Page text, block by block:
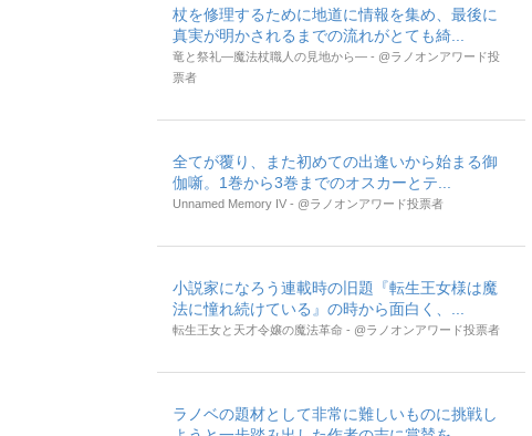
杖を修理するために地道に情報を集め、最後に
真実が明かされるまでの流れがとても綺...
竜と祭礼―魔法杖職人の見地から― - @ラノオンアワード投
票者
全てが覆り、また初めての出逢いから始まる御
伽噺。1巻から3巻までのオスカーとテ...
Unnamed Memory IV - @ラノオンアワード投票者
小説家になろう連載時の旧題『転生王女様は魔
法に憧れ続けている』の時から面白く、...
転生王女と天才令嬢の魔法革命 - @ラノオンアワード投票者
ラノベの題材として非常に難しいものに挑戦し